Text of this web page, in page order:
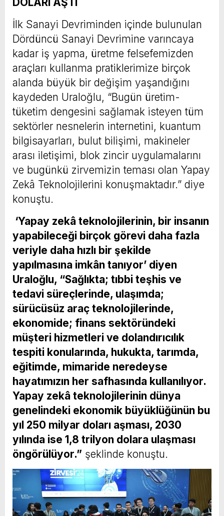
İlk Sanayi Devriminden içinde bulunulan
Dördüncü Sanayi Devrimine varıncaya
kadar iş yapma, üretme felsefemizden
araçları kullanma pratiklerimize birçok
alanda büyük bir değişim yaşandığını
kaydeden Uraloğlu, “Bugün üretim-
tüketim dengesini sağlamak isteyen tüm
sektörler nesnelerin internetini, kuantum
bilgisayarları, bulut bilişimi, makineler
arası iletişimi, blok zincir uygulamalarını
ve bugünkü zirvemizin teması olan Yapay
Zekâ Teknolojilerini konuşmaktadır.” diye
konuştu.
‘Yapay zekâ teknolojilerinin, bir insanın
yapabileceği birçok görevi daha fazla
veriyle daha hızlı bir şekilde
yapılmasına imkân tanıyor’ diyen
Uraloğlu, “Sağlıkta; tıbbi teşhis ve
tedavi süreçlerinde, ulaşımda;
sürücüsüz araç teknolojilerinde,
ekonomide; finans sektöründeki
müşteri hizmetleri ve dolandırıcılık
tespiti konularında, hukukta, tarımda,
eğitimde, mimaride neredeyse
hayatımızın her safhasında kullanılıyor.
Yapay zekâ teknolojilerinin dünya
genelindeki ekonomik büyüklüğünün bu
yıl 250 milyar doları aşması, 2030
yılında ise 1,8 trilyon dolara ulaşması
öngörülüyor.” şeklinde konuştu.